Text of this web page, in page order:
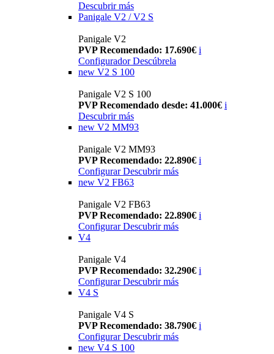
Descubrir más
Panigale V2 / V2 S
Panigale V2
PVP Recomendado: 17.690€ i
Configurador Descúbrela
new V2 S 100
Panigale V2 S 100
PVP Recomendado desde: 41.000€ i
Descubrir más
new V2 MM93
Panigale V2 MM93
PVP Recomendado: 22.890€ i
Configurar Descubrir más
new V2 FB63
Panigale V2 FB63
PVP Recomendado: 22.890€ i
Configurar Descubrir más
V4
Panigale V4
PVP Recomendado: 32.290€ i
Configurar Descubrir más
V4 S
Panigale V4 S
PVP Recomendado: 38.790€ i
Configurar Descubrir más
new V4 S 100